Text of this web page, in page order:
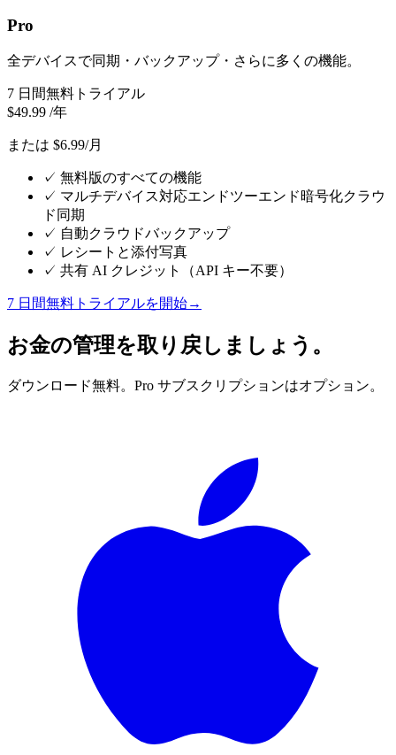
Pro
全デバイスで同期・バックアップ・さらに多くの機能。
7 日間無料トライアル
$49.99 /年
または $6.99/月
✓ 無料版のすべての機能
✓ マルチデバイス対応エンドツーエンド暗号化クラウ
ド同期
✓ 自動クラウドバックアップ
✓ レシートと添付写真
✓ 共有 AI クレジット（API キー不要）
7 日間無料トライアルを開始→
お金の管理を取り戻しましょう。
ダウンロード無料。Pro サブスクリプションはオプション。